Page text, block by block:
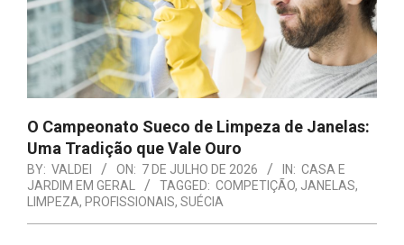
ORGANIZAÇÃO
O Campeonato Sueco de Limpeza de Janelas:
Uma Tradição que Vale Ouro
BY: VALDEI ON: 7 DE JULHO DE 2026 IN: CASA E
JARDIM EM GERAL
TAGGED: COMPETIÇÃO, JANELAS,
LIMPEZA, PROFISSIONAIS, SUÉCIA